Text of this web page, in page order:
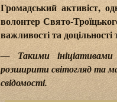
Громадський активіст,
волонтер Свято-
важливості та доцільності
— Такими
розширити світогляд та
свідомості.